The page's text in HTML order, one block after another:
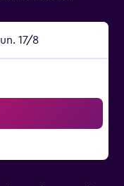
lun. 17/8